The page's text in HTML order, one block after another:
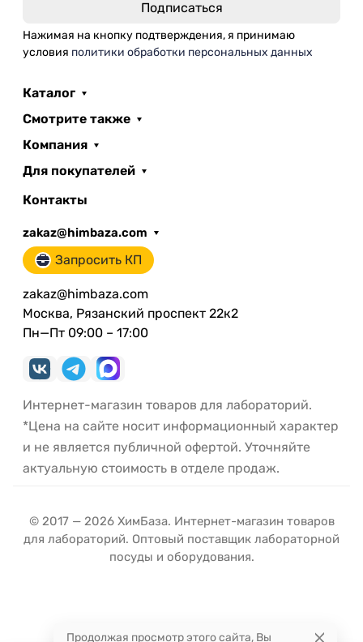
Нажимая на кнопку подтверждения, я принимаю
условия политики обработки персональных данных
Каталог
Смотрите также
Компания
Для покупателей
Контакты
zakaz@himbaza.com
Запросить КП
zakaz@himbaza.com
Москва, Рязанский проспект 22к2
Пн—Пт 09:00 – 17:00
Интернет-магазин товаров для лабораторий.
*Цена на сайте носит информационный характер
и не является публичной офертой. Уточняйте
актуальную стоимость в отделе продаж.
© 2017 — 2026 ХимБаза. Интернет-магазин товаров
для лабораторий. Оптовый поставщик лабораторной
посуды и оборудования.
Продолжая просмотр этого сайта, Вы